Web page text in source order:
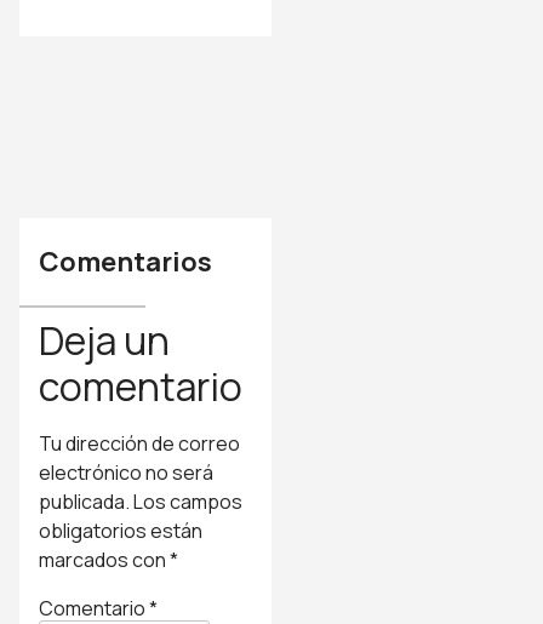
Comentarios
Deja un
comentario
Tu dirección de correo
electrónico no será
publicada.Los campos
obligatorios están
marcados con*
Comentario*